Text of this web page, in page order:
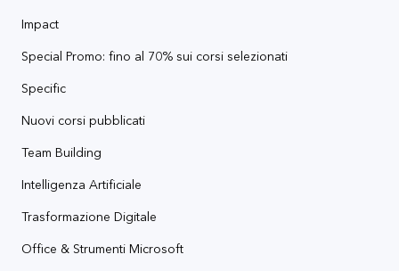
Impact
Special Promo: fino al 70% sui corsi selezionati
Specific
Nuovi corsi pubblicati
Team Building
Intelligenza Artificiale
Trasformazione Digitale
Office & Strumenti Microsoft